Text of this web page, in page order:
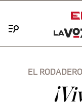
EL